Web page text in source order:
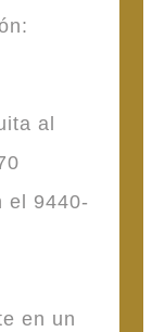
al
el 9440-
en un